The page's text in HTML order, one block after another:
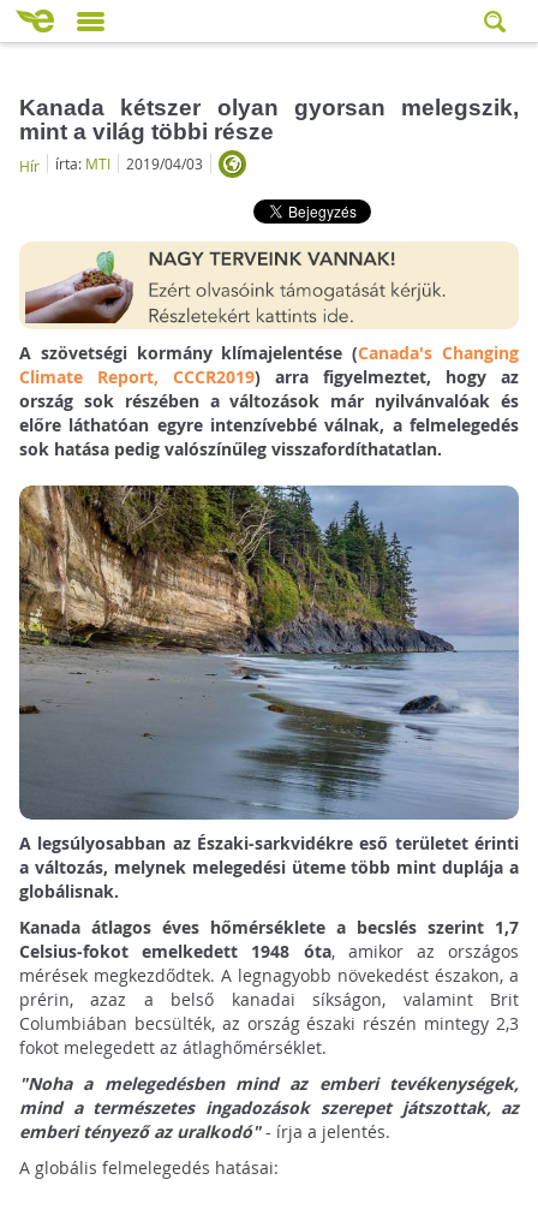
Kanada kétszer olyan gyorsan melegszik,
mint a világ többi része
Hír írta: MTI 2019/04/03
A szövetségi kormány klímajelentése (Canada's Changing
Climate Report, CCCR2019) arra figyelmeztet, hogy az
ország sok részében a változások már nyilvánvalóak és
előre láthatóan egyre intenzívebbé válnak, a felmelegedés
sok hatása pedig valószínűleg visszafordíthatatlan.
A legsúlyosabban az Északi-sarkvidékre eső területet érinti
a változás, melynek melegedési üteme több mint duplája a
globálisnak.
Kanada átlagos éves hőmérséklete a becslés szerint 1,7
Celsius-fokot emelkedett 1948 óta, amikor az országos
mérések megkezdődtek. A legnagyobb növekedést északon, a
prérin, azaz a belső kanadai síkságon, valamint Brit
Columbiában becsülték, az ország északi részén mintegy 2,3
fokot melegedett az átlaghőmérséklet.
"Noha a melegedésben mind az emberi tevékenységek,
mind a természetes ingadozások szerepet játszottak, az
emberi tényező az uralkodó"- írja a jelentés.
A globális felmelegedés hatásai: